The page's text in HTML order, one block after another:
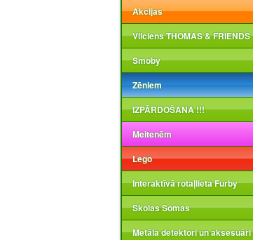
Akcijas
Vilciens THOMAS & FRIENDS
Smoby
Zēniem
IZPĀRDOŠANA !!!
Meitenēm
Lego
Interaktīvā rotaļlieta Furby
Skolas Somas
Metāla detektori un aksesuāri